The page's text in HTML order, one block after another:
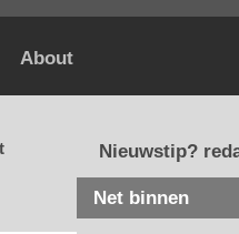
About
Nieuwstip?
Net binnen